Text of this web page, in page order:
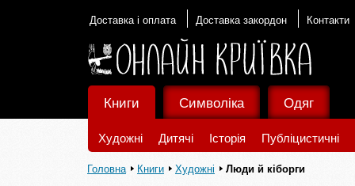
Доставка і оплата Доставка закордон Контакти
Книги
Художні Дитячі Історія Публіцистичні
Символіка Одяг
Головна Книги Художні Люди й кіборги